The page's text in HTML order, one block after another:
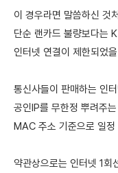
이 경우라면 말씀하신 것
단순 랜카드 불량보다는
인터넷 연결이 제한되었
통신사들이 판매하는 인
공인IP를 무한정 뿌려주
MAC 주소 기준으로 일
약관상으로는 인터넷 1회